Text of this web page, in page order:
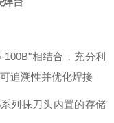
100B"相结合，充分利
追溯性并优化焊接
列抹刀头内置的存储